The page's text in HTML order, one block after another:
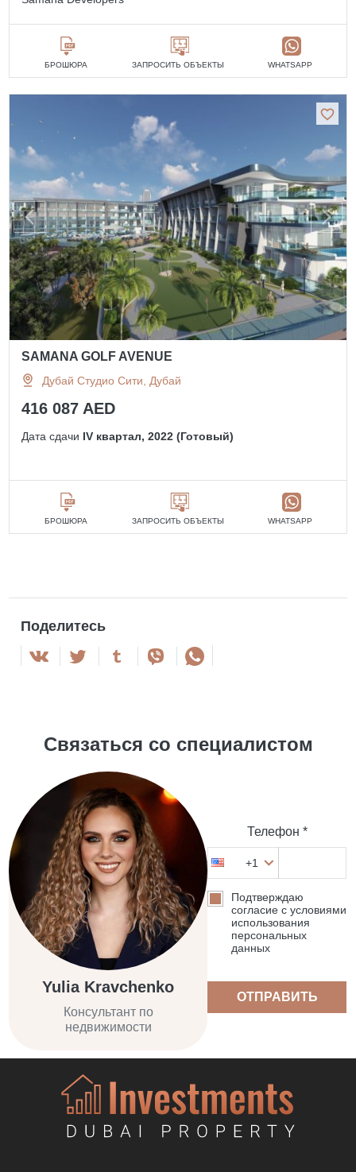
БРОШЮРА ЗАПРОСИТЬ ОБЪЕКТЫ WHATSAPP
SAMANA GOLF AVENUE
Дубай Студио Сити, Дубай
416 087 AED
Дата сдачи IV квартал, 2022 (Готовый)
БРОШЮРА ЗАПРОСИТЬ ОБЪЕКТЫ WHATSAPP
Поделитесь
Связаться со специалистом
Yulia Kravchenko
Консультант по
недвижимости
Телефон *
+1
Подтверждаю
согласие с условиями
использования
персональных
данных
ОТПРАВИТЬ